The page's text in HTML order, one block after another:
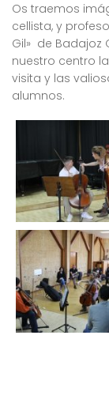
Os traemos
cellista, y
Gil» de Badajoz
nuestro centro
visita y las
alumnos.